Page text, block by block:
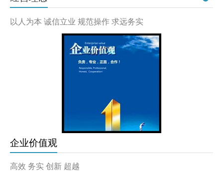
以人为本 诚信立业 规范操作 求远务实
企业价值观
高效 务实 创新 超越